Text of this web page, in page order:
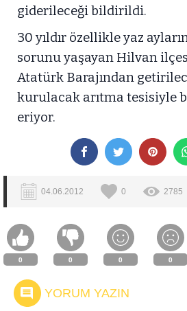
giderileceği bildirildi.
30 yıldır özellikle yaz
sorunu yaşayan Hilvan
Atatürk Barajından
kurulacak arıtma tesisiyle
eriyor.
04.06.2012 0 2785
0 0 0 0
YORUM YAZIN